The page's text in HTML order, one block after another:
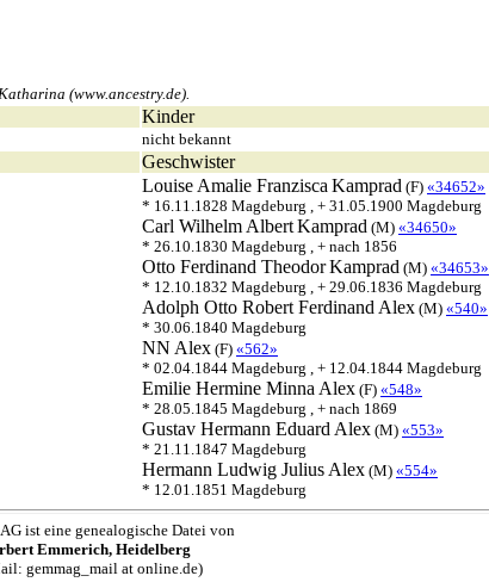
(www.ancestry.de).
Kinder
nicht bekannt
Geschwister
Louise Amalie Franzisca Kamprad (F) «34652»
* 16.11.1828 Magdeburg , + 31.05.1900 Magdeburg
Carl Wilhelm AlbertKamprad (M) «34650»
* 26.10.1830 Magdeburg , + nach 1856
Otto Ferdinand TheodorKamprad (M) «34653»
* 12.10.1832 Magdeburg , + 29.06.1836 Magdeburg
Adolph Otto Robert Ferdinand Alex (M) «540»
* 30.06.1840 Magdeburg
NN Alex (F) «562»
* 02.04.1844 Magdeburg , + 12.04.1844 Magdeburg
Emilie Hermine Minna Alex (F) «548»
* 28.05.1845 Magdeburg , + nach 1869
Gustav Hermann Eduard Alex (M) «553»
* 21.11.1847 Magdeburg
Hermann Ludwig Julius Alex (M) «554»
* 12.01.1851 Magdeburg
ist eine genealogische Datei von
Emmerich, Heidelberg
gemmag_mail at online.de)